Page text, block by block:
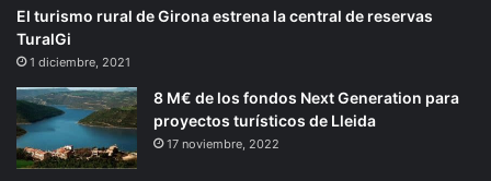
El turismo rural de Girona estrena la central de reservas
TuralGi
1 diciembre, 2021
8 M€ de los fondos Next Generation para
proyectos turísticos de Lleida
17 noviembre, 2022